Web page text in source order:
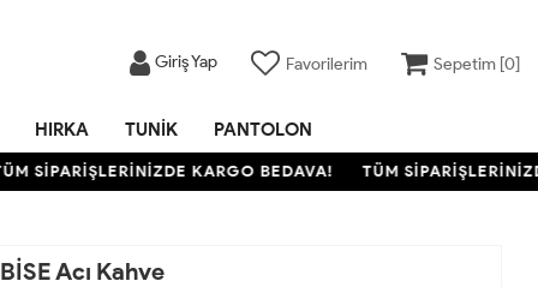
Giriş Yap Favorilerim Sepetim [0]
HIRKA TUNIK PANTOLON
KARGO BEDAVA! TÜM SİPARİŞLERİNİZDE
Acı Kahve